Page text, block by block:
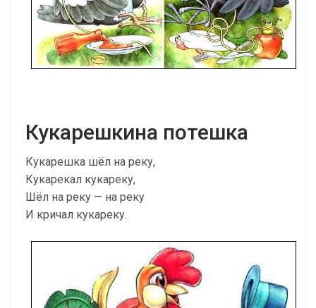
Кукарешкина потешка
Кукарешка шёл на реку,
Кукарекал кукареку,
Шёл на реку — на реку
И кричал кукареку.